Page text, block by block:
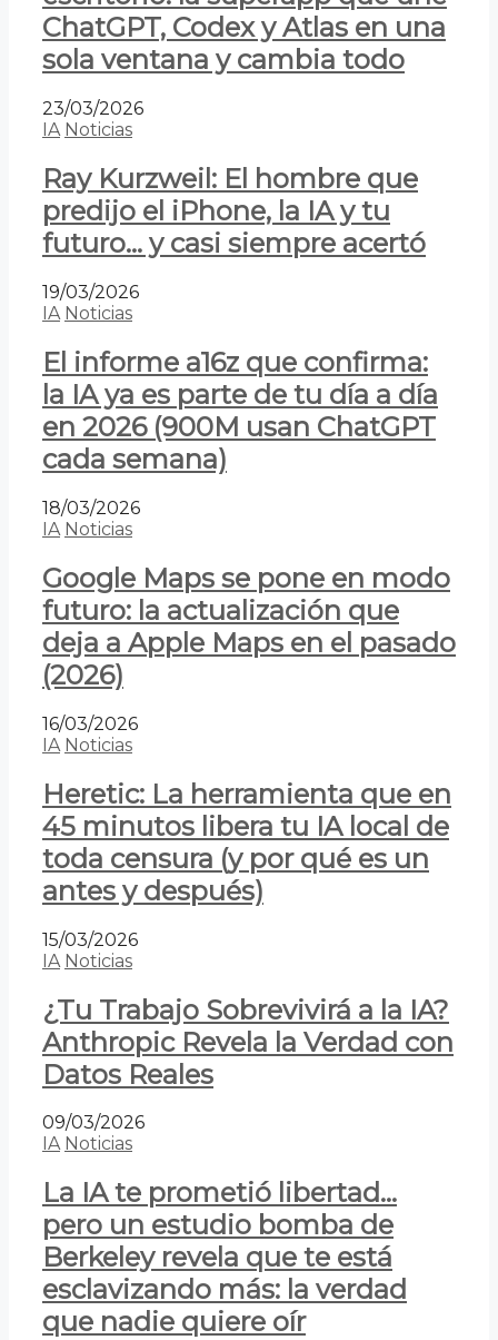
ChatGPT, Codex y Atlas en una
sola ventana y cambia todo
23/03/2026
IA Noticias
Ray Kurzweil: El hombre que
predijo el iPhone, la IA y tu
futuro… y casi siempre acertó
19/03/2026
IA Noticias
El informe a16z que confirma:
la IA ya es parte de tu día a día
en 2026 (900M usan ChatGPT
cada semana)
18/03/2026
IA Noticias
Google Maps se pone en modo
futuro: la actualización que
deja a Apple Maps en el pasado
(2026)
16/03/2026
IA Noticias
Heretic: La herramienta que en
45 minutos libera tu IA local de
toda censura (y por qué es un
antes y después)
15/03/2026
IA Noticias
¿Tu Trabajo Sobrevivirá a la IA?
Anthropic Revela la Verdad con
Datos Reales
09/03/2026
IA Noticias
La IA te prometió libertad…
pero un estudio bomba de
Berkeley revela que te está
esclavizando más: la verdad
que nadie quiere oír